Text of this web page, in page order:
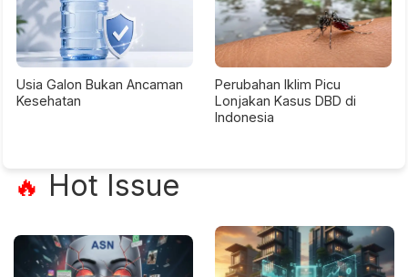
Usia Galon Bukan Ancaman
Kesehatan
Perubahan Iklim Picu
Lonjakan Kasus DBD di
Indonesia
🔥 Hot Issue